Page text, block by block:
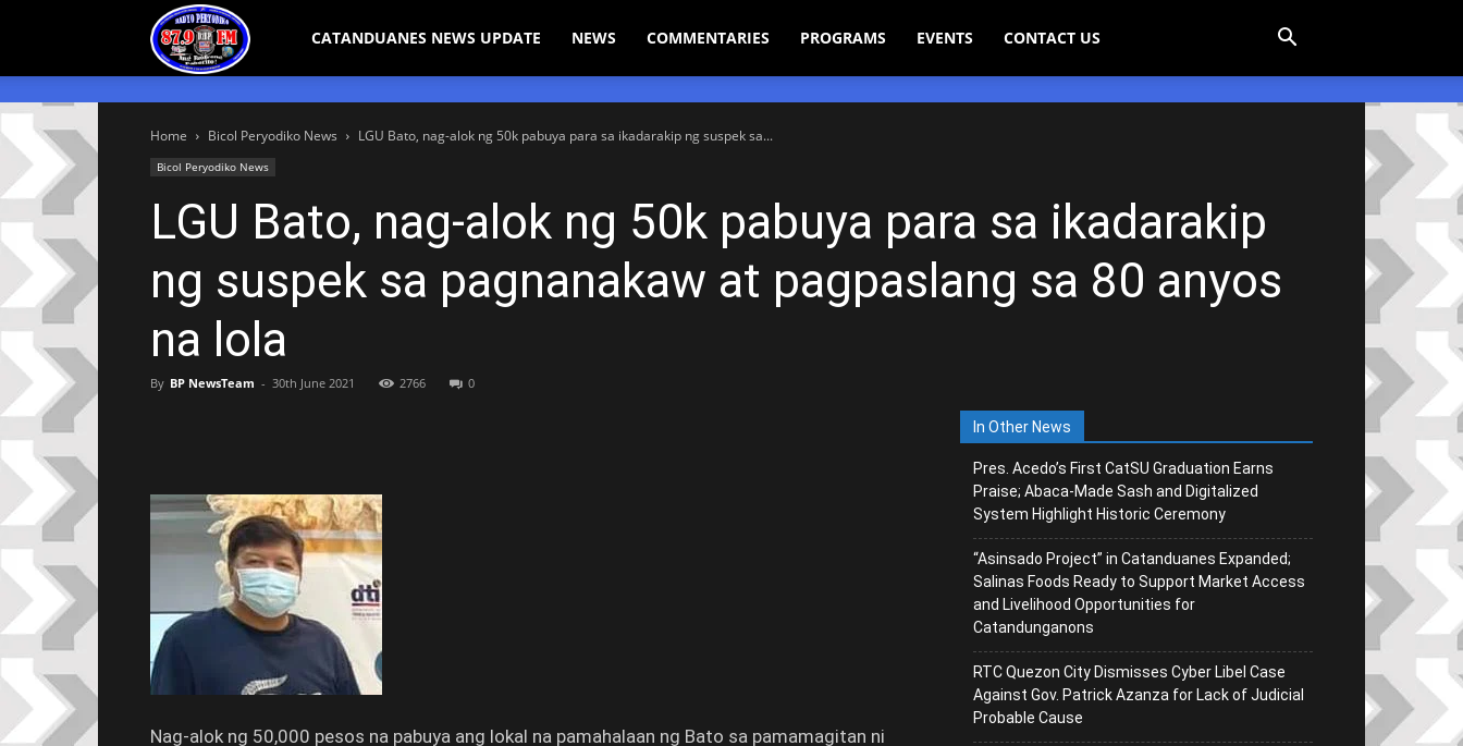
Bicol CATANDUANES NEWS UPDATE NEWS COMMENTARIES PROGRAMS EVENTS CONTACT US
Home Bicol Peryodiko News LGU Bato, nag-alok ng 50k pabuya para sa ikadarakip ng suspek sa...
Bicol Peryodiko News
LGU Bato, nag-alok ng 50k pabuya para sa ikadarakip
ng suspek sa pagnanakaw at pagpaslang sa 80 anyos
na lola
By BP NewsTeam - 30th June 2021 2766 0
Nag-alok ng 50,000 pesos na pabuya ang lokal na pamahalaan ng Bato sa pamamagitan ni
In Other News
Pres. Acedo’s First CatSU Graduation Earns
Praise; Abaca-Made Sash and Digitalized
System Highlight Historic Ceremony
“Asinsado Project” in Catanduanes Expanded;
Salinas Foods Ready to Support Market Access
and Livelihood Opportunities for
Catandunganons
RTC Quezon City Dismisses Cyber Libel Case
Against Gov. Patrick Azanza for Lack of Judicial
Probable Cause